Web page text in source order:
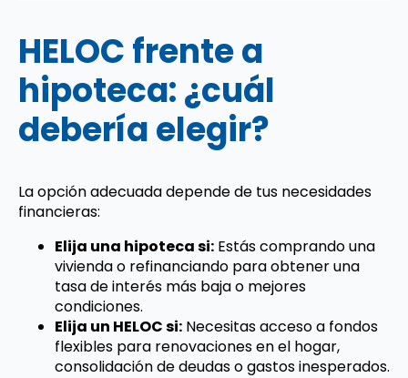
HELOC frente a
hipoteca: ¿cuál
debería elegir?
La opción adecuada depende de tus necesidades
financieras:
Elija una hipoteca si: Estás comprando una
vivienda o refinanciando para obtener una
tasa de interés más baja o mejores
condiciones.
Elija un HELOC si: Necesitas acceso a fondos
flexibles para renovaciones en el hogar,
consolidación de deudas o gastos inesperados.